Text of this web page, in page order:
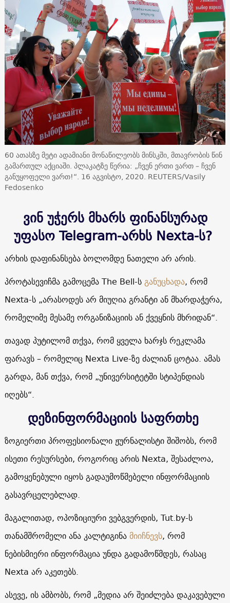
60 ათასზე მეტი ადამიანი მონაწილეობს მინსკში, მთავრობის წინ
გამართულ აქციაში. პლაკატზე წერია: „ჩვენ ერთი ვართ – ჩვენ
განუყოფელი ვართ!“. 16 აგვისტო, 2020. REUTERS/Vasily
Fedosenko
ვინ უჭერს მხარს ფინანსურად
უფასო Telegram-არხს Nexta-ს?
არხის დაფინანსება ბოლომდე ნათელი არ არის.
პროტასევიჩმა გამოცემა The Bell-სგანუცხადა, რომ
Nexta-ს „არასოდეს არ მიუღია გრანტი ან მხარდაჭერა,
რომელიმე მესამე ორგანიზაციის ან ქვეყნის მხრიდან“.
თავად პუტილომ თქვა, რომ ყველა ხარჯს რეკლამა
ფარავს – რომელიც Nexta Live-ზე ძალიან ცოტაა. ამას
გარდა, მან თქვა, რომ „უნივერსიტეტში სტიპენდიას
იღებს“.
დეზინფორმაციის საფრთხე
ზოგიერთი პროფესიონალი ჟურნალისტი შიშობს, რომ
ისეთი რესურსები, როგორიც არის Nexta, შესაძლოა,
გამოყენებული იყოს გადაუმოწმებელი ინფორმაციის
გასავრცელებლად.
მაგალითად, ოპოზიციური ვებგვერდის, Tut.by-ს
თანამშრომელი ანა კალტიგინამიიჩნევს, რომ
ნებისმიერი ინფორმაცია უნდა გადამოწმდეს, რასაც
Nexta არ აკეთებს.
ასევე, ის ამბობს, რომ „მედია არ შეიძლება დაკავებული